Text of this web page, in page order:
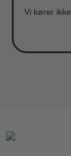
Vi kører